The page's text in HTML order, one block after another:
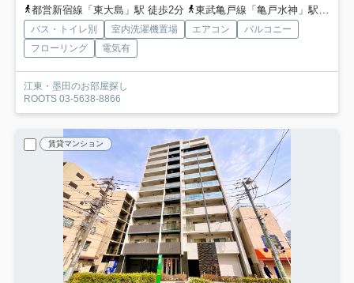
都営新宿線「東大島」駅 徒歩2分
東武亀戸線「亀戸水神」駅 徒歩20分
バス・トイレ別 室内洗濯機置場 エアコン
バルコニー
フローリング
電気有
江東・墨田のお部屋探し
ROOTS 03-5638-8866
賃貸マンション